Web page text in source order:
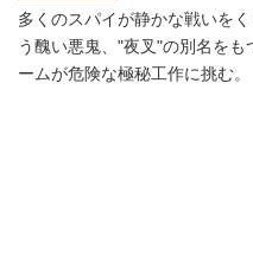
多くのスパイが静かな戦いを
う醜い悪鬼、"夜叉"の別名を
ームが危険な極秘工作に挑む。